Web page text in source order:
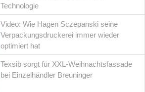
Technologie
Video: Wie Hagen Sczepanski seine
Verpackungsdruckerei immer wieder
optimiert hat
Texsib sorgt für XXL-Weihnachtsfassade
bei Einzelhändler Breuninger